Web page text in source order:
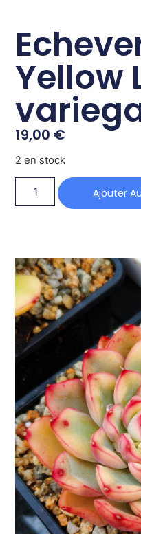
Yellow
19,00 €
2 en stock
Ajouter